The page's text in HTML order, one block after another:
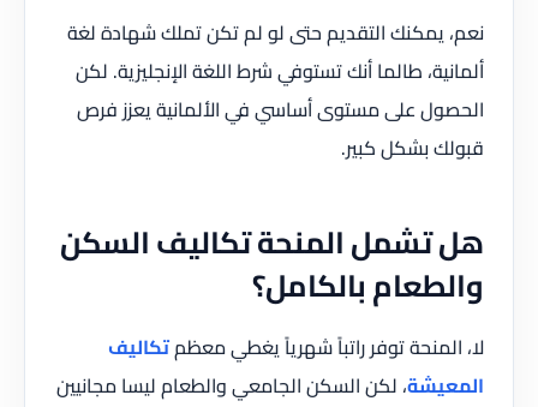
نعم، يمكنك التقديم حتى لو لم تكن تملك شهادة لغة
ألمانية، طالما أنك تستوفي شرط اللغة الإنجليزية. لكن
الحصول على مستوى أساسي في الألمانية يعزز فرص
قبولك بشكل كبير.
هل تشمل المنحة تكاليف السكن
والطعام بالكامل؟
لا، المنحة توفر راتباً شهرياً يغطي معظمتكاليف
المعيشة، لكن السكن الجامعي والطعام ليسا مجانيين